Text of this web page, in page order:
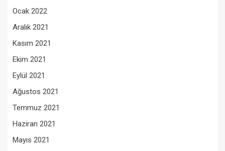
Ocak 2022
Aralık 2021
Kasım 2021
Ekim 2021
Eylül 2021
Ağustos 2021
Temmuz 2021
Haziran 2021
Mayıs 2021